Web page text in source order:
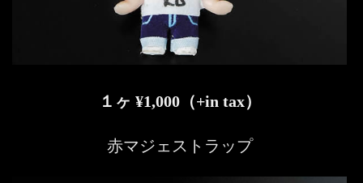
１ヶ ¥1,000（+in tax）
赤マジェストラップ